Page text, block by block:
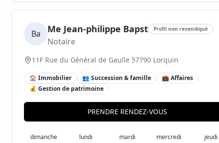
Ba Me Jean-philippe Bapst Profil non revendiqué
Notaire
11F Rue du Général de Gaulle 57790 Lorquin
🏠 Immobilier 👥 Succession & famille
💼 Affaires
💰 Gestion de patrimoine
PRENDRE RENDEZ-VOUS
dimanche
lundi
mardi
mercredi
jeudi